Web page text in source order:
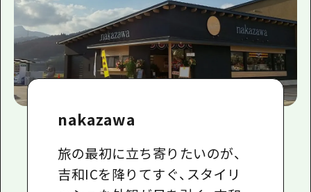
nakazawa
旅の最初に立ち寄りたいのが、
吉和ICを降りてすぐ、スタイリ